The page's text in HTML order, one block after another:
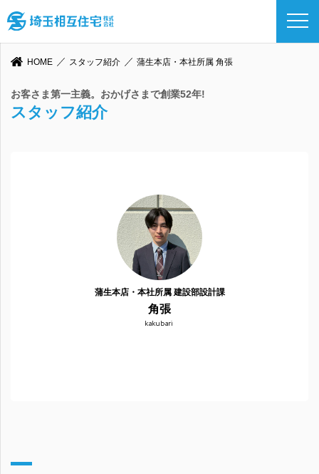
HOME スタッフ紹介 蒲生本店・本社所属 角張
お客さま第一主義。おかげさまで創業52年!
スタッフ紹介
蒲生本店・本社所属 建設部設計課
角張
kakubari